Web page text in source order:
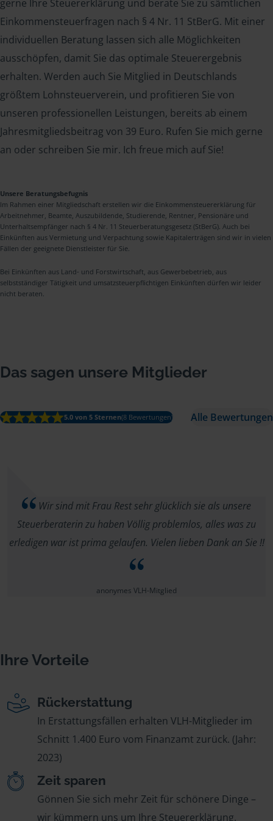
gerne Ihre Steuererklärung und berate Sie zu sämtlichen
Einkommensteuerfragen nach § 4 Nr. 11 StBerG. Mit einer
individuellen Beratung lassen sich alle Möglichkeiten
ausschöpfen, damit Sie das optimale Steuerergebnis
erhalten. Werden auch Sie Mitglied in Deutschlands
größtem Lohnsteuerverein, und profitieren Sie von
unseren professionellen Leistungen, bereits ab einem
Jahresmitgliedsbeitrag von 39 Euro. Rufen Sie mich gerne
an oder schreiben Sie mir. Ich freue mich auf Sie!
Unsere Beratungsbefugnis
Im Rahmen einer Mitgliedschaft erstellen wir die Einkommensteuererklärung für
Arbeitnehmer, Beamte, Auszubildende, Studierende, Rentner, Pensionäre und
Unterhaltsempfänger nach § 4 Nr. 11 Steuerberatungsgesetz (StBerG). Auch bei
Einkünften aus Vermietung und Verpachtung sowie Kapitalerträgen sind wir in vielen
Fällen der geeignete Dienstleister für Sie.
Bei Einkünften aus Land- und Forstwirtschaft, aus Gewerbebetrieb, aus
selbstständiger Tätigkeit und umsatzsteuerpflichtigen Einkünften dürfen wir leider
nicht beraten.
Das sagen unsere Mitglieder
5.0 von 5 Sternen(8 Bewertungen) Alle Bewertungen
Wir sind mit Frau Rest sehr glücklich sie als unsere
Steuerberaterin zu haben Völlig problemlos, alles was zu
erledigen war ist prima gelaufen. Vielen lieben Dank an Sie !!
anonymes VLH-Mitglied
Ihre Vorteile
Rückerstattung
In Erstattungsfällen erhalten VLH-Mitglieder im
Schnitt 1.400 Euro vom Finanzamt zurück. (Jahr:
2023)
Zeit sparen
Gönnen Sie sich mehr Zeit für schönere Dinge –
wir kümmern uns um Ihre Steuererklärung.